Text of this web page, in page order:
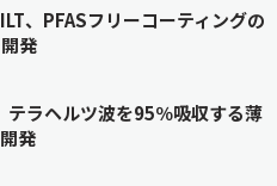
、PFASフリーコーティングの
発
テラヘルツ波を95％吸収する薄
発